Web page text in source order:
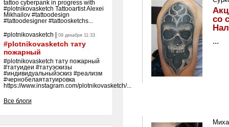
со
...
tattoo cyberpank in progress with
#plotnikovasketch Tattooartist Alexei
Mikhailov #tattoodesign
#tattoodesigner #tattoosketchs...
#plotnikovasketch 09 декабря 11:33
#plotnikovasketch тату
пожарный
#plotnikovasketch тату пожарный
#татуидеи #татуэскизы
#индивидуальныйэскиз #реализм
#чернобелаятатуировка
https://www.instagram.com/plotnikovasketch/...
Все блоги